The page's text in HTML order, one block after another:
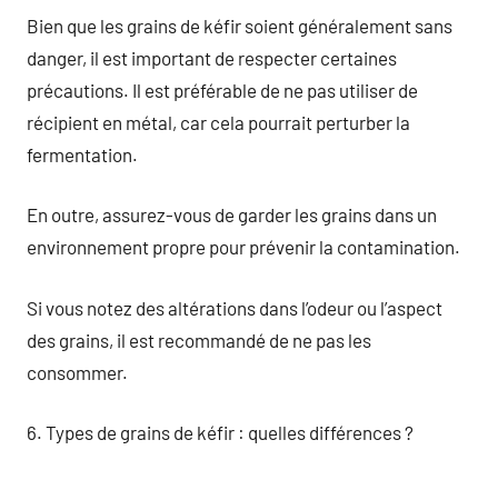
Bien que les grains de kéfir soient généralement sans
danger, il est important de respecter certaines
précautions. Il est préférable de ne pas utiliser de
récipient en métal, car cela pourrait perturber la
fermentation.
En outre, assurez-vous de garder les grains dans un
environnement propre pour prévenir la contamination.
Si vous notez des altérations dans l’odeur ou l’aspect
des grains, il est recommandé de ne pas les
consommer.
6. Types de grains de kéfir : quelles différences ?